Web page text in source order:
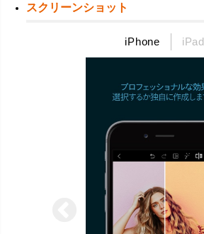
スクリーンショット
iPhone iPad